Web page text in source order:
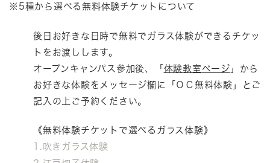
※5種から選べる無料体験チケットについて
後日お好きな日時で無料でガラス体験ができるチケッ
トをお渡しします。
オープンキャンパス参加後、「 体験教室 ページ 」 から
お好きな体験をメッセージ欄に「ＯＣ無料体験」とご
記入の上ご予約ください。
《無料体験チケットで選べるガラス体験》
1.吹きガラス体験